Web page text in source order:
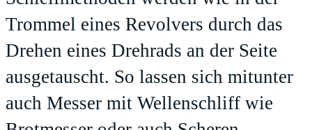
Trommel eines Revolvers durch das
Drehen eines Drehrads an der Seite
ausgetauscht. So lassen sich mitunter
auch Messer mit Wellenschliff wie